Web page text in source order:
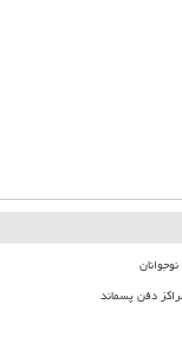
دفن پسماند